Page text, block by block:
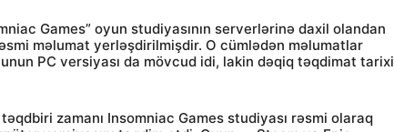
Games” oyun studiyasının serverlərinə daxil olandan
məlumat yerləşdirilmişdir. O cümlədən məlumatlar
PC versiyası da mövcud idi, lakin dəqiq təqdimat tarixi
zamanı Insomniac Games studiyası rəsmi olaraq